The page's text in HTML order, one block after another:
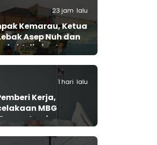
23 jam lalu
Kemarau, Ketua
Asep Nuh dan
Adiwinata
Bantuan Air
1 hari lalu
Kerja,
MBG
Jaminan